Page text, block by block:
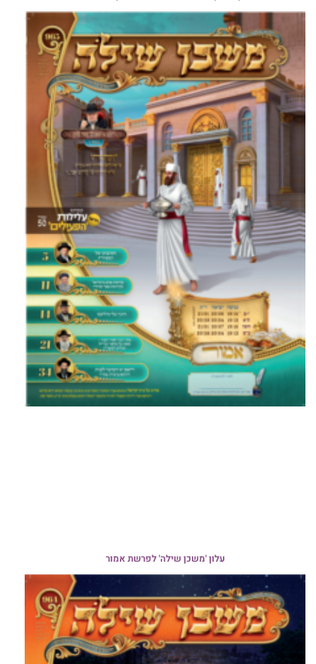
עלון 'משכן שילה' לפרשת אמור